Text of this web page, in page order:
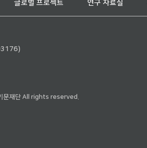
글로벌 프로젝트 연구 자료실
문재단 All rights reserved.